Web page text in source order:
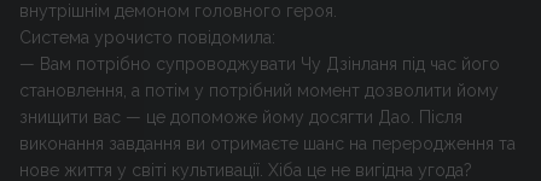
внутрішнім демоном головного героя.
Система урочисто повідомила:
— Вам потрібно супроводжувати Чу Дзінланя під час його
становлення, а потім у потрібний момент дозволити йому
знищити вас — це допоможе йому досягти Дао. Після
виконання завдання ви отримаєте шанс на переродження та
нове життя у світі культивації. Хіба це не вигідна угода?